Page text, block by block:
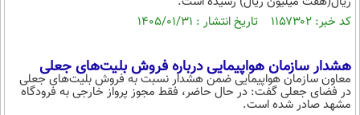
کد خبر: ۱۱۵۷۳۰۲ تاریخ انتشار : ۱۴۰۵/۰۱/۳۱
هشدار سازمان هواپیمایی درباره فروش بلیت‌های جعلی
معاون سازمان هواپیمایی ضمن هشدار نسبت به فروش بلیت‌های جعلی
در فضای جعلی گفت: در حال حاضر، فقط مجوز پرواز خارجی به فرودگاه
مشهد صادر شده‌ است.